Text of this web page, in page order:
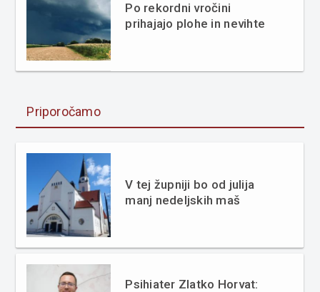
Po rekordni vročini
prihajajo plohe in nevihte
Priporočamo
V tej župniji bo od julija
manj nedeljskih maš
Psihiater Zlatko Horvat: